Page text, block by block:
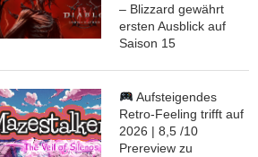
– Blizzard gewährt
ersten Ausblick auf
Saison 15
Aufsteigendes
Retro-Feeling trifft auf
2026 | 8,5 /10
Prereview zu